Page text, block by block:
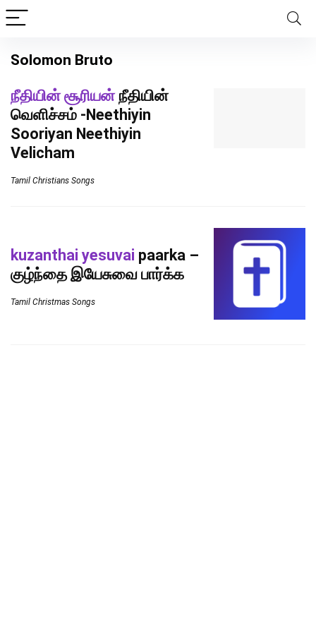
Solomon Bruto
நீதியின் சூரியன்நீதியின்
வெளிச்சம் -Neethiyin
Sooriyan Neethiyin
Velicham
Tamil Christians Songs
kuzanthai yesuvai paarka –
குழ்ந்தை இயேசுவை பார்க்க
Tamil Christmas Songs